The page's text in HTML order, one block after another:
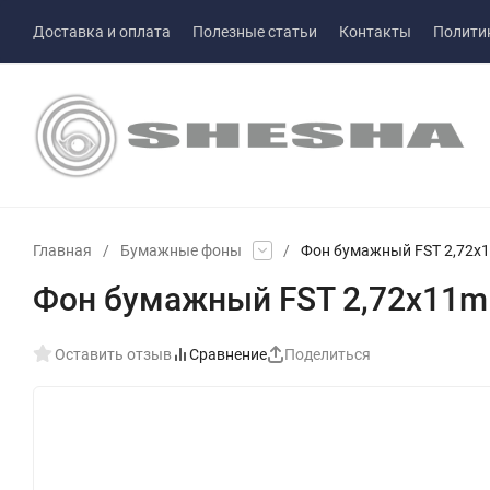
Доставка и оплата Полезные статьи Контакты
Главная / Бумажные фоны / Фон бумажный FST
Фон бумажный FST
Оставить отзыв Сравнение Поделиться